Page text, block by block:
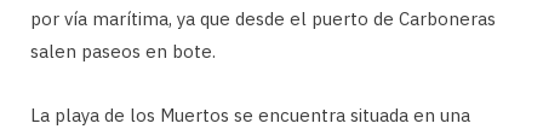
por vía marítima, ya que desde el puerto de Carboneras
salen paseos en bote.
La playa de los Muertos se encuentra situada en una